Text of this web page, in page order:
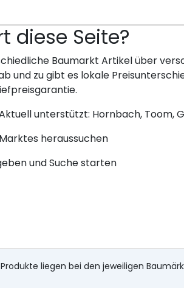
diese Seite?
Baumarkt Artikel über
und zu gibt es lokale
unterstützt: Hornbach, Toom,
heraussuchen
und Suche starten
liegen bei den jeweiligen